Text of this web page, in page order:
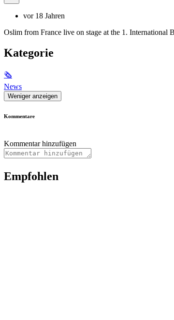
vor 18 Jahren
Oslim from France live on stage at the 1.
Kategorie
🗞
News
Weniger anzeigen
Kommentare
Kommentar hinzufügen
Empfohlen